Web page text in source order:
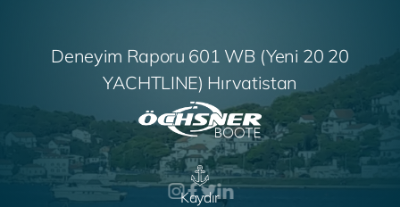
Deneyim Raporu 601 WB (Yeni 20 20
YACHTLINE) Hırvatistan
Kaydır